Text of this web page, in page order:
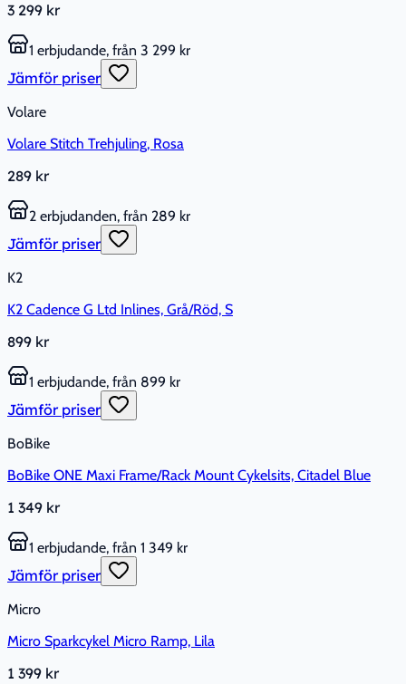
3 299 kr
1 erbjudande, från 3 299 kr
Jämför priser
Volare
Volare Stitch Trehjuling, Rosa
289 kr
2 erbjudanden, från 289 kr
Jämför priser
K2
K2 Cadence G Ltd Inlines, Grå/Röd, S
899 kr
1 erbjudande, från 899 kr
Jämför priser
BoBike
BoBike ONE Maxi Frame/Rack Mount Cykelsits, Citadel Blue
1 349 kr
1 erbjudande, från 1 349 kr
Jämför priser
Micro
Micro Sparkcykel Micro Ramp, Lila
1 399 kr